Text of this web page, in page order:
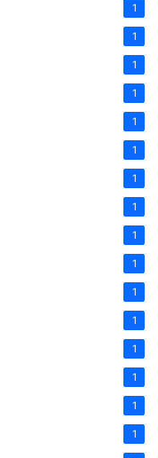
1
1
1
1
1
1
1
1
1
1
1
1
1
1
1
1